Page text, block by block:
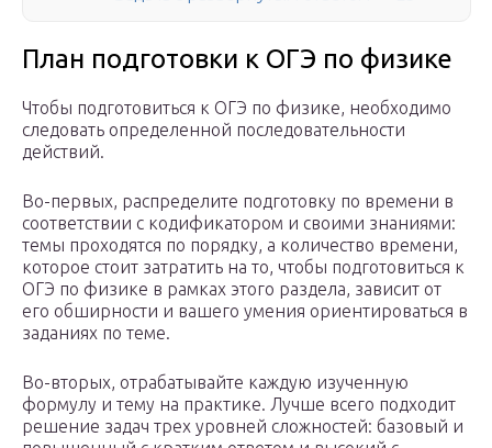
План подготовки к ОГЭ по физике
Чтобы подготовиться к ОГЭ по физике, необходимо
следовать определенной последовательности
действий.
Во-первых, распределите подготовку по времени в
соответствии с кодификатором и своими знаниями:
темы проходятся по порядку, а количество времени,
которое стоит затратить на то, чтобы подготовиться к
ОГЭ по физике в рамках этого раздела, зависит от
его обширности и вашего умения ориентироваться в
заданиях по теме.
Во-вторых, отрабатывайте каждую изученную
формулу и тему на практике. Лучше всего подходит
решение задач трех уровней сложностей: базовый и